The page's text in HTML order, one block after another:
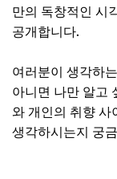
만의 독창적인 시
공개합니다.
여러분이 생각하
아니면 나만 알고
와 개인의 취향 사
생각하시는지 궁